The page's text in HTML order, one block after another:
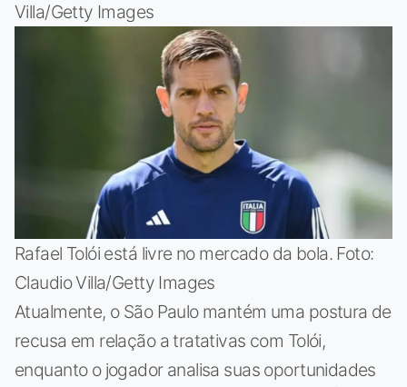
Villa/Getty Images
Rafael Tolói está livre no mercado da bola. Foto:
Claudio Villa/Getty Images
Atualmente, o São Paulo mantém uma postura de
recusa em relação a tratativas com Tolói,
enquanto o jogador analisa suas oportunidades